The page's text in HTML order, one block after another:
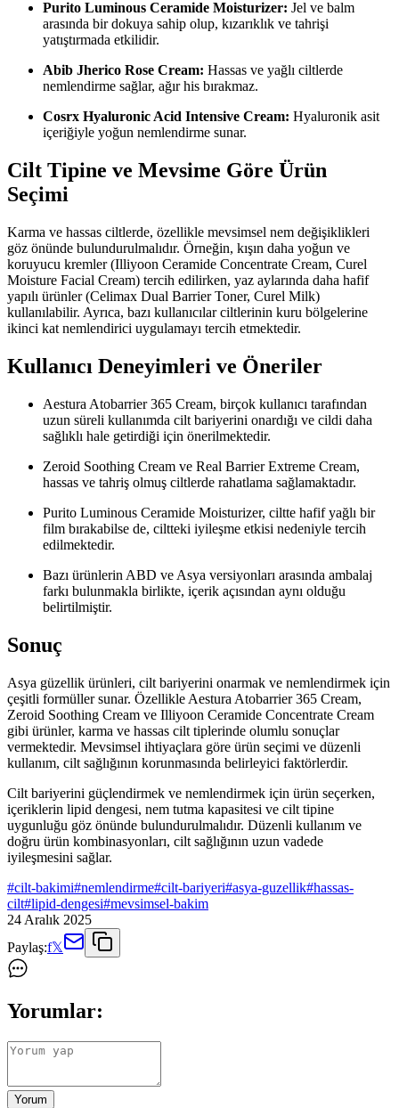
Purito Luminous Ceramide Moisturizer: Jel ve balm
arasında bir dokuya sahip olup, kızarıklık ve tahrişi
yatıştırmada etkilidir.
Abib Jherico Rose Cream: Hassas ve yağlı ciltlerde
nemlendirme sağlar, ağır his bırakmaz.
Cosrx Hyaluronic Acid Intensive Cream: Hyaluronik asit
içeriğiyle yoğun nemlendirme sunar.
Cilt Tipine ve Mevsime Göre Ürün
Seçimi
Karma ve hassas ciltlerde, özellikle mevsimsel nem değişiklikleri
göz önünde bulundurulmalıdır. Örneğin, kışın daha yoğun ve
koruyucu kremler (Illiyoon Ceramide Concentrate Cream, Curel
Moisture Facial Cream) tercih edilirken, yaz aylarında daha hafif
yapılı ürünler (Celimax Dual Barrier Toner, Curel Milk)
kullanılabilir. Ayrıca, bazı kullanıcılar ciltlerinin kuru bölgelerine
ikinci kat nemlendirici uygulamayı tercih etmektedir.
Kullanıcı Deneyimleri ve Öneriler
Aestura Atobarrier 365 Cream, birçok kullanıcı tarafından
uzun süreli kullanımda cilt bariyerini onardığı ve cildi daha
sağlıklı hale getirdiği için önerilmektedir.
Zeroid Soothing Cream ve Real Barrier Extreme Cream,
hassas ve tahriş olmuş ciltlerde rahatlama sağlamaktadır.
Purito Luminous Ceramide Moisturizer, ciltte hafif yağlı bir
film bırakabilse de, ciltteki iyileşme etkisi nedeniyle tercih
edilmektedir.
Bazı ürünlerin ABD ve Asya versiyonları arasında ambalaj
farkı bulunmakla birlikte, içerik açısından aynı olduğu
belirtilmiştir.
Sonuç
Asya güzellik ürünleri, cilt bariyerini onarmak ve nemlendirmek için
çeşitli formüller sunar. Özellikle Aestura Atobarrier 365 Cream,
Zeroid Soothing Cream ve Illiyoon Ceramide Concentrate Cream
gibi ürünler, karma ve hassas cilt tiplerinde olumlu sonuçlar
vermektedir. Mevsimsel ihtiyaçlara göre ürün seçimi ve düzenli
kullanım, cilt sağlığının korunmasında belirleyici faktörlerdir.
Cilt bariyerini güçlendirmek ve nemlendirmek için ürün seçerken,
içeriklerin lipid dengesi, nem tutma kapasitesi ve cilt tipine
uygunluğu göz önünde bulundurulmalıdır. Düzenli kullanım ve
doğru ürün kombinasyonları, cilt sağlığının uzun vadede
iyileşmesini sağlar.
#cilt-bakimi#nemlendirme#cilt-bariyeri#asya-guzellik#hassas-
cilt#lipid-dengesi#mevsimsel-bakim
24 Aralık 2025
Paylaş:f𝕏
Yorumlar:
Yorum